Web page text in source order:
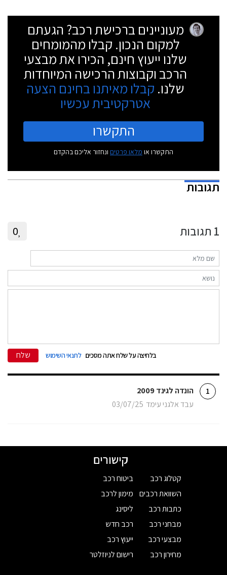
מעוניינים ברכישת רכב? הגעתם
למקום הנכון. קבלו מהמומחים
שלנו ייעוץ חינם, הכירו את מבצעי
הרכב וקבוצות הרכישה המיוחדות
שלנו. קבלו מאיתנו בחינם הצעה
אטרקטיבית עכשיו
התקשרו
התקשרו או מלאו פרטים ונחזור אליכם בהקדם
תגובות
1 תגובות 0
בלחיצה על שלח אתה מסכים לתנאי השימוש שלח
1
הונדה לגינד 2009
עבד אלגני עימד 03/07/25
קישורים
קטלוג רכב
השוואת רכבים
כתבות רכב
מבחני רכב
מבצעי רכב
מחירון רכב
ביטוח רכב
מימון לרכב
ליסינג
רכב חדש
ייעוץ רכב
רישום לניוזלטר